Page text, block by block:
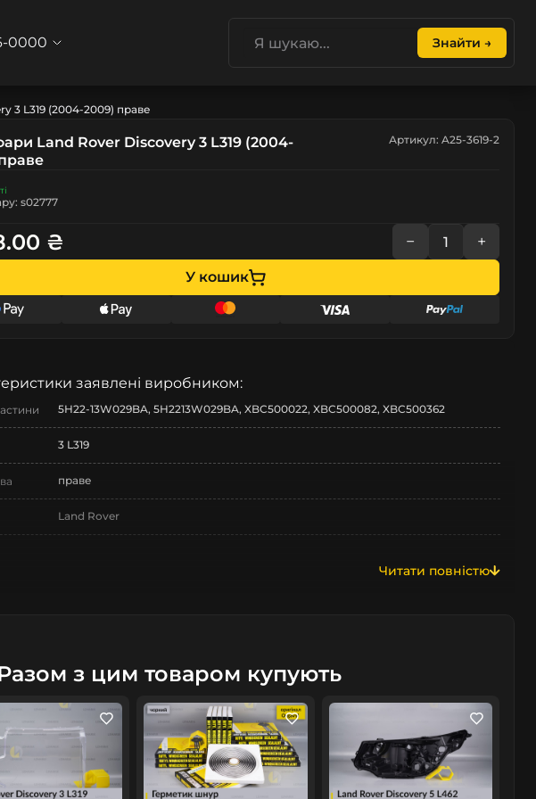
0000 Знайти →
3 L319 (2004-2009) праве
Land Rover Discovery 3 L319 (2004-
Артикул: A25-3619-2
s02777
₴ − +
У кошик
заявлені виробником:
5H22-13W029BA, 5H2213W029BA, XBC500022, XBC500082, XBC500362
3 L319
праве
Land Rover
Нове
Аналог
Читати повністю
з цим товаром купують